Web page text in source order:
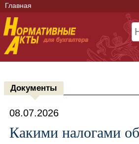
Главная
Документы
08.07.2026
Какими налогами